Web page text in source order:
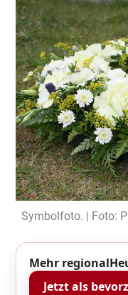
Symbolfoto. | Foto:
Mehr
Jetzt als